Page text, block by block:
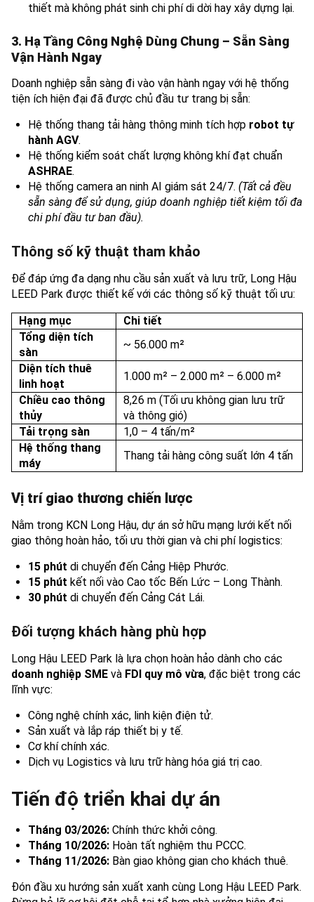
thiết mà không phát sinh chi phí di dời hay xây dựng lại.
3. Hạ Tầng Công Nghệ Dùng Chung – Sẵn Sàng
Vận Hành Ngay
Doanh nghiệp sẵn sàng đi vào vận hành ngay với hệ thống
tiện ích hiện đại đã được chủ đầu tư trang bị sẵn:
Hệ thống thang tải hàng thông minh tích hợp robot tự
hành AGV.
Hệ thống kiểm soát chất lượng không khí đạt chuẩn
ASHRAE.
Hệ thống camera an ninh AI giám sát 24/7. (Tất cả đều
sẵn sàng để sử dụng, giúp doanh nghiệp tiết kiệm tối đa
chi phí đầu tư ban đầu).
Thông số kỹ thuật tham khảo
Để đáp ứng đa dạng nhu cầu sản xuất và lưu trữ, Long Hậu
LEED Park được thiết kế với các thông số kỹ thuật tối ưu:
Hạng mục
Chi tiết
Tổng diện tích
sàn
~ 56.000 m²
Diện tích thuê
linh hoạt
1.000 m² – 2.000 m² – 6.000 m²
Chiều cao thông
thủy
8,26 m (Tối ưu không gian lưu trữ
và thông gió)
Tải trọng sàn
1,0 – 4 tấn/m²
Hệ thống thang
máy
Thang tải hàng công suất lớn 4 tấn
Vị trí giao thương chiến lược
Nằm trong KCN Long Hậu, dự án sở hữu mạng lưới kết nối
giao thông hoàn hảo, tối ưu thời gian và chi phí logistics:
15 phút di chuyển đến Cảng Hiệp Phước.
15 phút kết nối vào Cao tốc Bến Lức – Long Thành.
30 phút di chuyển đến Cảng Cát Lái.
Đối tượng khách hàng phù hợp
Long Hậu LEED Park là lựa chọn hoàn hảo dành cho các
doanh nghiệp SME và FDI quy mô vừa, đặc biệt trong các
lĩnh vực:
Công nghệ chính xác, linh kiện điện tử.
Sản xuất và lắp ráp thiết bị y tế.
Cơ khí chính xác.
Dịch vụ Logistics và lưu trữ hàng hóa giá trị cao.
Tiến độ triển khai dự án
Tháng 03/2026: Chính thức khởi công.
Tháng 10/2026: Hoàn tất nghiệm thu PCCC.
Tháng 11/2026: Bàn giao không gian cho khách thuê.
Đón đầu xu hướng sản xuất xanh cùng Long Hậu LEED Park.